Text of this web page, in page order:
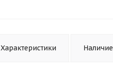
Характеристики Наличие